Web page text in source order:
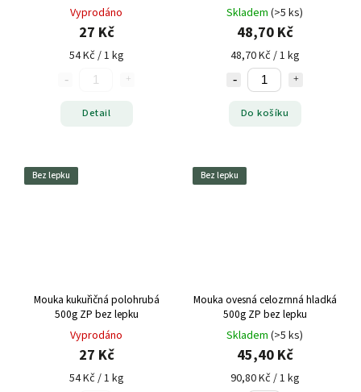
Vyprodáno
27 Kč
54 Kč / 1 kg
Detail
Skladem (>5 ks)
48,70 Kč
48,70 Kč / 1 kg
Do košíku
Bez lepku
Mouka kukuřičná polohrubá
500g ZP bez lepku
Vyprodáno
27 Kč
54 Kč / 1 kg
Bez lepku
Mouka ovesná celozrnná hladká
500g ZP bez lepku
Skladem (>5 ks)
45,40 Kč
90,80 Kč / 1 kg